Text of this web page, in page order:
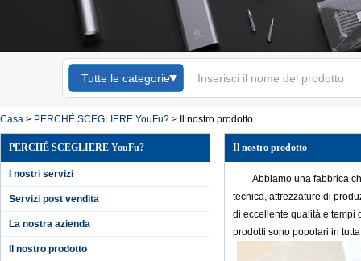
Tutte le categorie
Casa > PERCHÉ SCEGLIERE YouFu? > Il nostro prodotto
PERCHÉ SCEGLIERE YouFu?
I nostri servizi
Servizi post vendita
La nostra azienda
Il nostro prodotto
Kingsdun 12pcs
cacciavite magnetico
Phillips cacciaviti per
la riparazione del
cellulare del
computer portatile
Set di cacciaviti
2019 telefono di
riparazione batteria
Il nostro prodotto
Abbiamo una fabbrica
tecnica, attrezzature di
di eccellente qualità e tempi
prodotti sono popolari in